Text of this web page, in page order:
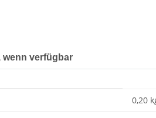
wenn verfügbar
0,20